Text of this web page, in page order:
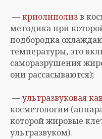
—криолиполизв
методика при
подбородка
температуры, это
саморазрушения
они рассасываются);
—ультразвуковая
косметологии
которой жировые
ультразвуком).